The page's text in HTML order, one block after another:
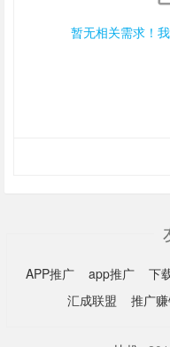
暂无相关需求！
APP推广 app推广 下
汇成联盟
推广